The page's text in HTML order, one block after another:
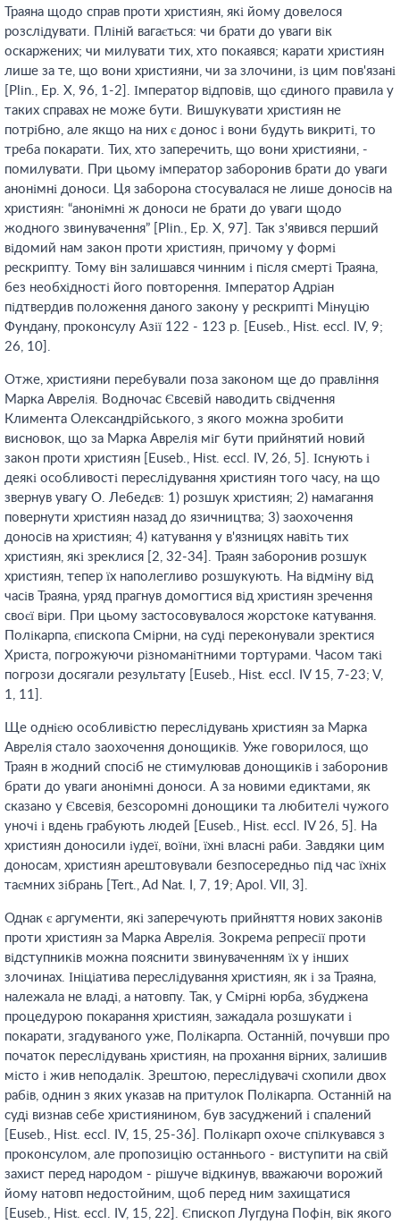
Траяна щодо справ проти християн, які йому довелося
розслідувати. Пліній вагається: чи брати до уваги вік
оскаржених; чи милувати тих, хто покаявся; карати християн
лише за те, що вони християни, чи за злочини, із цим пов'язані
[Plin., Ep. X, 96, 1-2]. Імператор відповів, що єдиного правила у
таких справах не може бути. Вишукувати християн не
потрібно, але якщо на них є донос і вони будуть викриті, то
треба покарати. Тих, хто заперечить, що вони християни, -
помилувати. При цьому імператор заборонив брати до уваги
анонімні доноси. Ця заборона стосувалася не лише доносів на
християн: “анонімні ж доноси не брати до уваги щодо
жодного звинувачення” [Plin., Ep. X, 97]. Так з'явився перший
відомий нам закон проти християн, причому у формі
рескрипту. Тому він залишався чинним і після смерті Траяна,
без необхідності його повторення. Імператор Адріан
підтвердив положення даного закону у рескрипті Мінуцію
Фундану, проконсулу Азії 122 - 123 р. [Euseb., Hist. eccl. IV, 9;
26, 10].
Отже, християни перебували поза законом ще до правління
Марка Аврелія. Водночас Євсевій наводить свідчення
Климента Олександрійського, з якого можна зробити
висновок, що за Марка Аврелія міг бути прийнятий новий
закон проти християн [Euseb., Hist. eccl. IV, 26, 5]. Існують і
деякі особливості переслідування християн того часу, на що
звернув увагу О. Лебедєв: 1) розшук християн; 2) намагання
повернути християн назад до язичництва; 3) заохочення
доносів на християн; 4) катування у в'язницях навіть тих
християн, які зреклися [2, 32-34]. Траян заборонив розшук
християн, тепер їх наполегливо розшукують. На відміну від
часів Траяна, уряд прагнув домогтися від християн зречення
своєї віри. При цьому застосовувалося жорстоке катування.
Полікарпа, єпископа Смірни, на суді переконували зректися
Христа, погрожуючи різноманітними тортурами. Часом такі
погрози досягали результату [Euseb., Hist. eccl. IV 15, 7-23; V,
1, 11].
Ще однією особливістю переслідувань християн за Марка
Аврелія стало заохочення донощиків. Уже говорилося, що
Траян в жодний спосіб не стимулював донощиків і заборонив
брати до уваги анонімні доноси. А за новими едиктами, як
сказано у Євсевія, безсоромні донощики та любителі чужого
уночі і вдень грабують людей [Euseb., Hist. eccl. IV 26, 5]. На
християн доносили іудеї, воїни, їхні власні раби. Завдяки цим
доносам, християн арештовували безпосередньо під час їхніх
таємних зібрань [Tert., Ad Nat. I, 7, 19; Apol. VII, 3].
Однак є аргументи, які заперечують прийняття нових законів
проти християн за Марка Аврелія. Зокрема репресії проти
відступників можна пояснити звинуваченням їх у інших
злочинах. Ініціатива переслідування християн, як і за Траяна,
належала не владі, а натовпу. Так, у Смірні юрба, збуджена
процедурою покарання християн, зажадала розшукати і
покарати, згадуваного уже, Полікарпа. Останній, почувши про
початок переслідувань християн, на прохання вірних, залишив
місто і жив неподалік. Зрештою, переслідувачі схопили двох
рабів, однин з яких указав на притулок Полікарпа. Останній на
суді визнав себе християнином, був засуджений і спалений
[Euseb., Hist. eccl. IV, 15, 25-36]. Полікарп охоче спілкувався з
проконсулом, але пропозицію останнього - виступити на свій
захист перед народом - рішуче відкинув, вважаючи ворожий
йому натовп недостойним, щоб перед ним захищатися
[Euseb., Hist. eccl. IV, 15, 22]. Єпископ Лугдуна Пофін, вік якого